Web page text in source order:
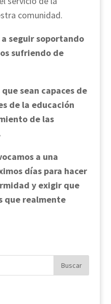
comunidad.
seguir soportando
sufriendo de
sean capaces de
de la educación
de las
a una
días para hacer
y exigir que
que realmente